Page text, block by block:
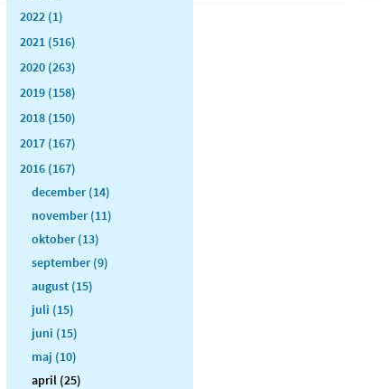
2022 (1)
2021 (516)
2020 (263)
2019 (158)
2018 (150)
2017 (167)
2016 (167)
december (14)
november (11)
oktober (13)
september (9)
august (15)
juli (15)
juni (15)
maj (10)
april (25)